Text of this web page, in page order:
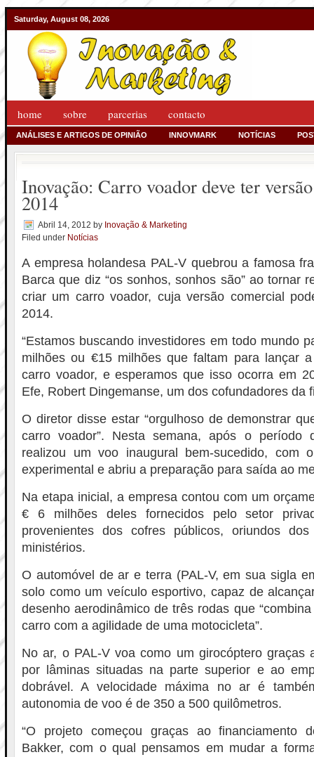
Saturday, August 08, 2026
home sobre parcerias contacto
ANÁLISES E ARTIGOS DE OPINIÃO INNOVMARK NOTÍCIAS
Inovação: Carro voador deve ter
2014
Abril 14, 2012 by Inovação & Marketing
Filed under Notícias
A empresa holandesa PAL-V quebrou a famosa
Barca que diz “os sonhos, sonhos são” ao tornar
criar um carro voador, cuja versão comercial
2014.
“Estamos buscando investidores em todo mundo
milhões ou €15 milhões que faltam para lançar
carro voador, e esperamos que isso ocorra em
Efe, Robert Dingemanse, um dos cofundadores da
O diretor disse estar “orgulhoso de demonstrar
carro voador”. Nesta semana, após o período
realizou um voo inaugural bem-sucedido, com
experimental e abriu a preparação para saída ao
Na etapa inicial, a empresa contou com um
€ 6 milhões deles fornecidos pelo setor
provenientes dos cofres públicos, oriundos
ministérios.
O automóvel de ar e terra (PAL-V, em sua sigla
solo como um veículo esportivo, capaz de
desenho aerodinâmico de três rodas que
carro com a agilidade de uma motocicleta”.
No ar, o PAL-V voa como um girocóptero graças
por lâminas situadas na parte superior e ao
dobrável. A velocidade máxima no ar é
autonomia de voo é de 350 a 500 quilômetros.
“O projeto começou graças ao financiamento
Bakker, com o qual pensamos em mudar a